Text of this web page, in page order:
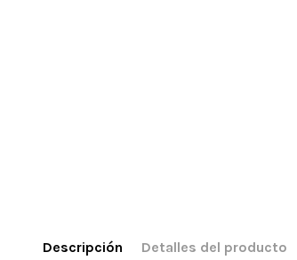
Descripción Detalles del producto